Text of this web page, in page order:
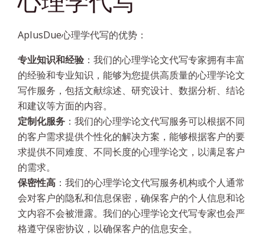
AplusDue心理学代写的优势：
专业知识和经验 ：我们的心理学论文代写专家拥有丰富
的经验和专业知识，能够为您提供高质量的心理学论文
写作服务，包括文献综述、研究设计、数据分析、结论
和建议等方面的内容。
定制化服务 ：我们的心理学论文代写服务可以根据不同
的客户需求提供个性化的解决方案，能够根据客户的要
求提供不同难度、不同长度的心理学论文，以满足客户
的需求。
保密性高 ：我们的心理学论文代写服务机构或个人通常
会对客户的隐私和信息保密，确保客户的个人信息和论
文内容不会被泄露。我们的心理学论文代写专家也会严
格遵守保密协议，以确保客户的信息安全。